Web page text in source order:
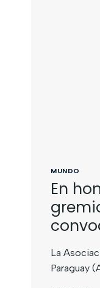
MUNDO
En
La
Paraguay